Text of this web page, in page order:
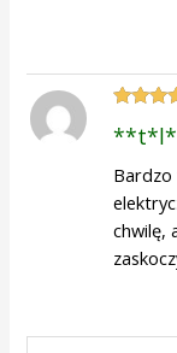
na 5
chwilę,